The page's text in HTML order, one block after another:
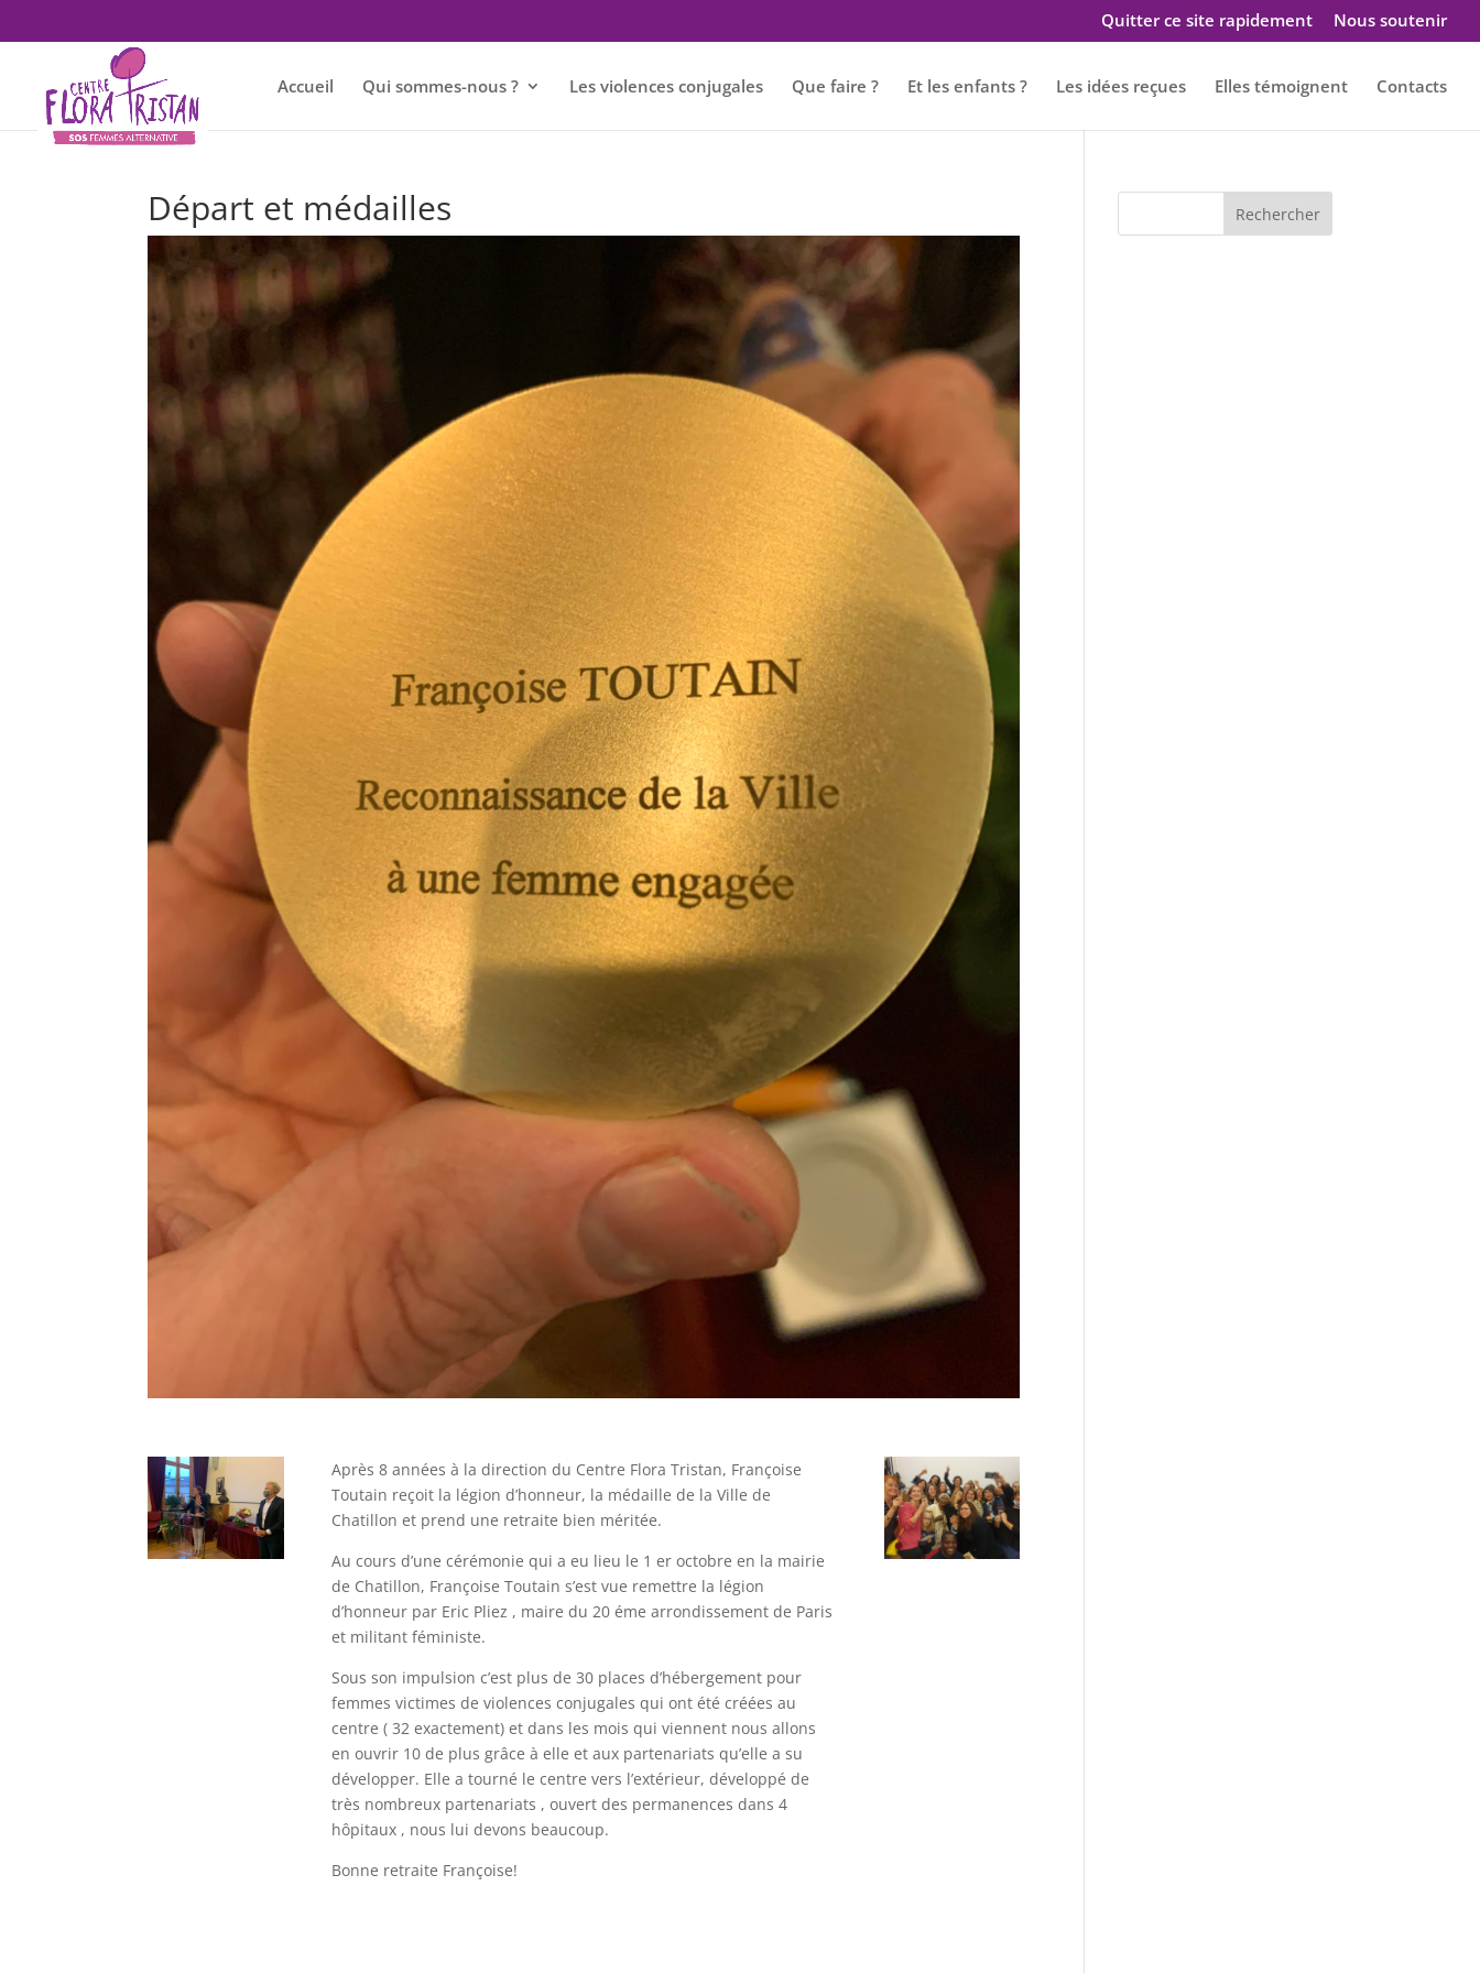
Quitter ce site rapidement Nous soutenir
Accueil Qui sommes-nous ? Les violences conjugales Que faire ? Et les enfants ? Les idées reçues Elles témoignent Contacts
Départ et médailles
Après 8 années à la direction du Centre Flora Tristan, Françoise
Toutain reçoit la légion d’honneur, la médaille de la Ville de
Chatillon et prend une retraite bien méritée.
Au cours d’une cérémonie qui a eu lieu le 1 er octobre en la mairie
de Chatillon, Françoise Toutain s’est vue remettre la légion
d’honneur par Eric Pliez , maire du 20 éme arrondissement de Paris
et militant féministe.
Sous son impulsion c’est plus de 30 places d’hébergement pour
femmes victimes de violences conjugales qui ont été créées au
centre ( 32 exactement) et dans les mois qui viennent nous allons
en ouvrir 10 de plus grâce à elle et aux partenariats qu’elle a su
développer. Elle a tourné le centre vers l’extérieur, développé de
très nombreux partenariats , ouvert des permanences dans 4
hôpitaux , nous lui devons beaucoup.
Bonne retraite Françoise!